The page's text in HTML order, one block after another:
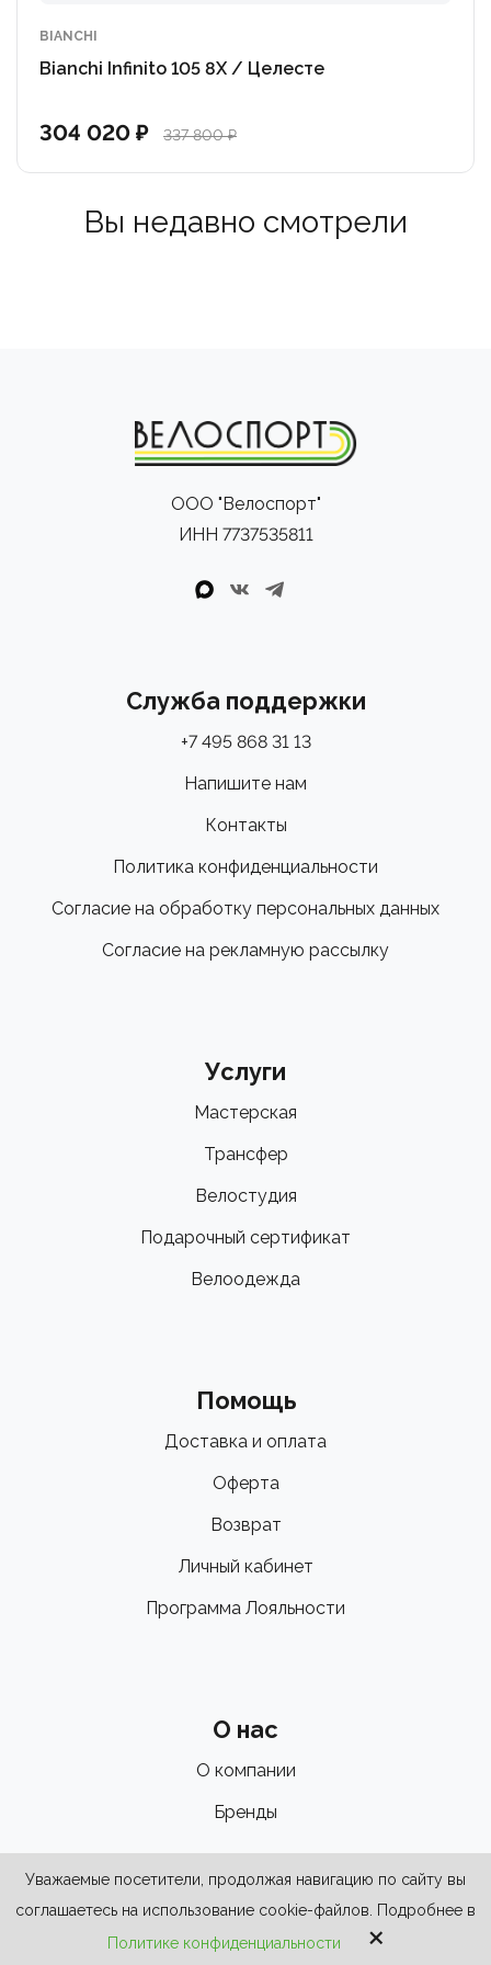
BIANCHI
Bianchi Infinito 105 8X / Целесте
304 020 ₽ 337 800 ₽
Вы недавно смотрели
ООО "Велоспорт"
ИНН 7737535811
Служба поддержки
+7 495 868 31 13
Напишите нам
Контакты
Политика конфиденциальности
Согласие на обработку персональных данных
Согласие на рекламную рассылку
Услуги
Мастерская
Трансфер
Велостудия
Подарочный сертификат
Велоодежда
Помощь
Доставка и оплата
Оферта
Возврат
Личный кабинет
Программа Лояльности
О нас
О компании
Бренды
Уважаемые посетители, продолжая навигацию по сайту вы
соглашаетесь на использование cookie-файлов. Подробнее в
Политике конфиденциальности
×